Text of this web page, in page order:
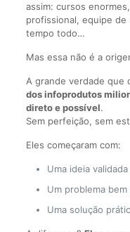
assim: cursos
profissional, equipe de
tempo todo…
Mas essa não é a
A grande verdade que
dos infoprodutos
direto e possível.
Sem perfeição, sem
Eles começaram com:
Uma ideia validada
Um problema
Uma solução